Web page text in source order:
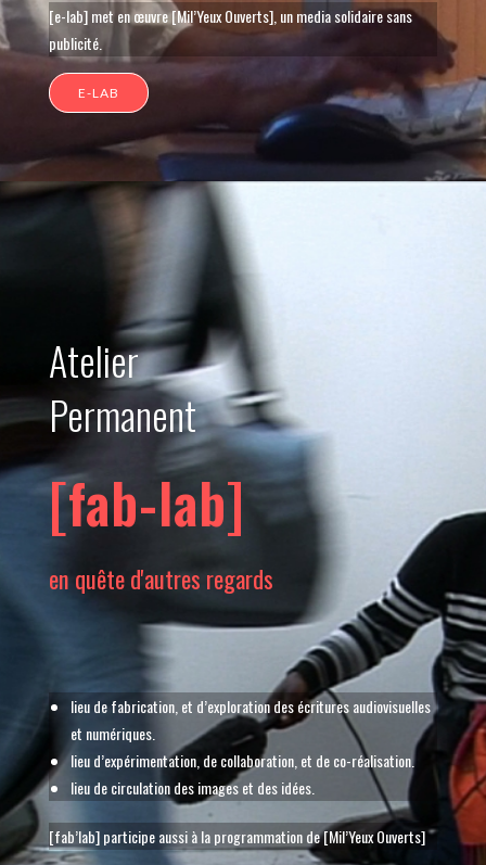
[e-lab] met en œuvre [Mil’Yeux Ouverts], un media solidaire sans
publicité.
E-LAB
Atelier
Permanent
[fab-lab]
en quête d'autres regards
lieu de fabrication, et d’exploration des écritures audiovisuelles
et numériques.
lieu d’expérimentation, de collaboration, et de co-réalisation.
lieu de circulation des images et des idées.
[fab’lab] participe aussi à la programmation de [Mil’Yeux Ouverts]